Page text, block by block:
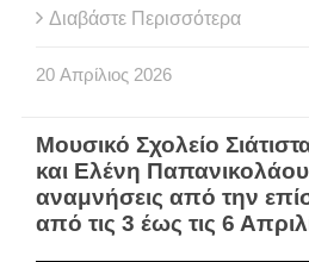
Διαβάστε Περισσότερα
20 Απρίλιος 2026
Μουσικό Σχολείο
και Ελένη
αναμνήσεις από την
από τις 3 έως τις 6